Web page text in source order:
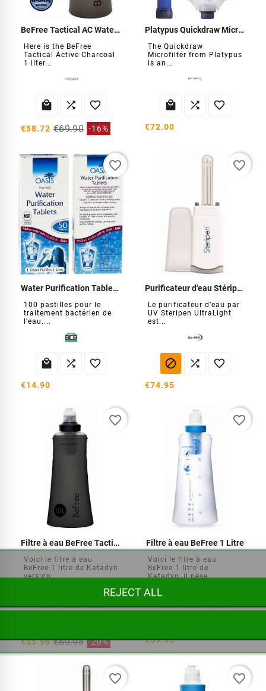
BeFree Tactical AC Water Filter 1L
Here is the BeFree
Tactical Active Charcoal
1 liter...
  
€58.72 €69.90 -16%
Platypus Quickdraw Microfilter
The Quickdraw
Microfilter from Platypus
is an...
  
€72.00
Water Purification Tablets (100 comprimés)
100 pastilles pour le
traitement bactérien de
l'eau....
  
€14.90
favorite_border
Purificateur d'eau Stéripen Ultralight
Le purificateur d’eau par
UV Steripen UltraLight
est...
  
€74.95
favorite_border
Filtre à eau BeFree Tactical 1,0 L
Voici le fitre à eau
BeFree 1 litre de Katadyn
version...
€55.96 €69.95 -20%
favorite_border
Filtre à eau BeFree 1 Litre
Voici le fitre à eau
BeFree 1 litre de
Katadyn, il pèse...
€59.95
favorite_border
favorite_border favorite_border
REJECT ALL